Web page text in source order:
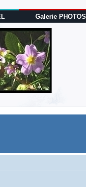
Galerie PHOTOS